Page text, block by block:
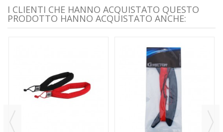
I CLIENTI CHE HANNO ACQUISTATO QUESTO
PRODOTTO HANNO ACQUISTATO ANCHE: